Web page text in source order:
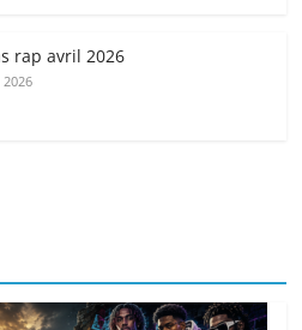
rap avril 2026